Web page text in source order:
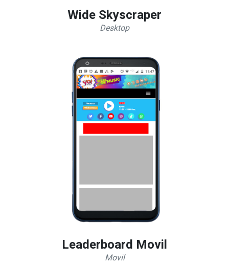
Wide Skyscraper
Desktop
Leaderboard Movil
Movil